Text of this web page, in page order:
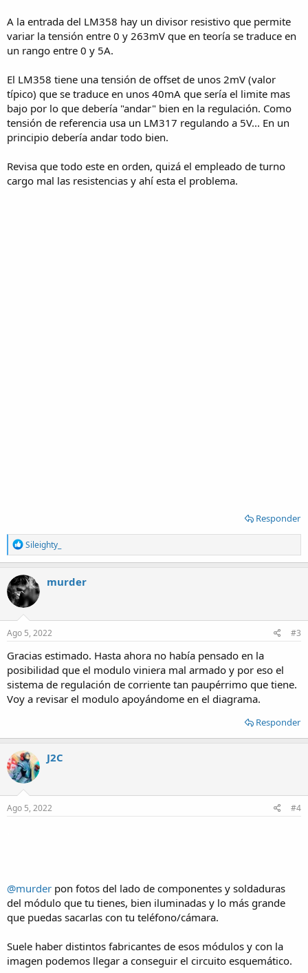
A la entrada del LM358 hay un divisor resistivo que permite
variar la tensión entre 0 y 263mV que en teoría se traduce en
un rango entre 0 y 5A.
El LM358 tiene una tensión de offset de unos 2mV (valor
típico) que se traduce en unos 40mA que sería el limite mas
bajo por lo que debería "andar" bien en la regulación. Como
tensión de referencia usa un LM317 regulando a 5V... En un
principio debería andar todo bien.
Revisa que todo este en orden, quizá el empleado de turno
cargo mal las resistencias y ahí esta el problema.
Responder
R
e
a
c
t
i
o
n
s
Sileighty_
murder
Ago 5, 2022 #3
Gracias estimado. Hasta ahora no había pensado en la
posibilidad que el modulo viniera mal armado y por eso el
sistema de regulación de corriente tan paupérrimo que tiene.
Voy a revisar el modulo apoyándome en el diagrama.
Responder
J2C
Ago 5, 2022 #4
@murder pon fotos del lado de componentes y soldaduras
del módulo que tu tienes, bien iluminadas y lo más grande
que puedas sacarlas con tu teléfono/cámara.
Suele haber distintos fabricantes de esos módulos y con la
imagen podemos llegar a conseguir el circuito esquemático.